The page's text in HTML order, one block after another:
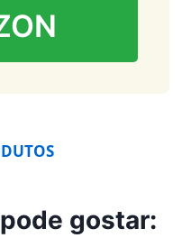
gostar: